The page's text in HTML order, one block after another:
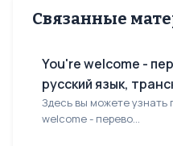
Связанные
You're welcome -
русский язык,
Здесь вы можете узнать
welcome - перево...